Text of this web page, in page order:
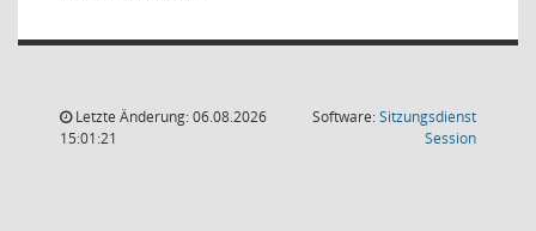
Letzte Änderung: 06.08.2026
15:01:21
Software:Sitzungsdienst
Session(Wird in